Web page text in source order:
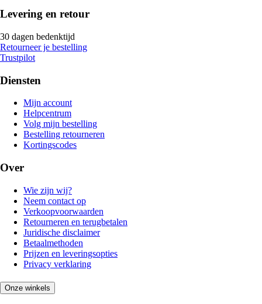
Levering en retour
30 dagen bedenktijd
Retourneer je bestelling
Trustpilot
Diensten
Mijn account
Helpcentrum
Volg mijn bestelling
Bestelling retourneren
Kortingscodes
Over
Wie zijn wij?
Neem contact op
Verkoopvoorwaarden
Retourneren en terugbetalen
Juridische disclaimer
Betaalmethoden
Prijzen en leveringsopties
Privacy verklaring
Onze winkels